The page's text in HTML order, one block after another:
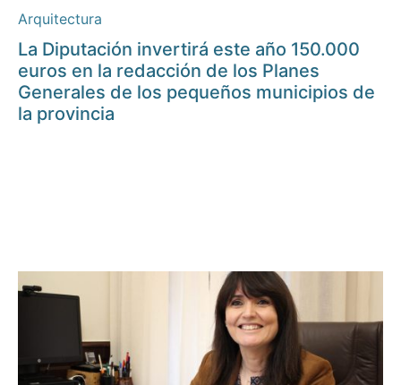
Arquitectura
La Diputación invertirá este año 150.000
euros en la redacción de los Planes
Generales de los pequeños municipios de
la provincia